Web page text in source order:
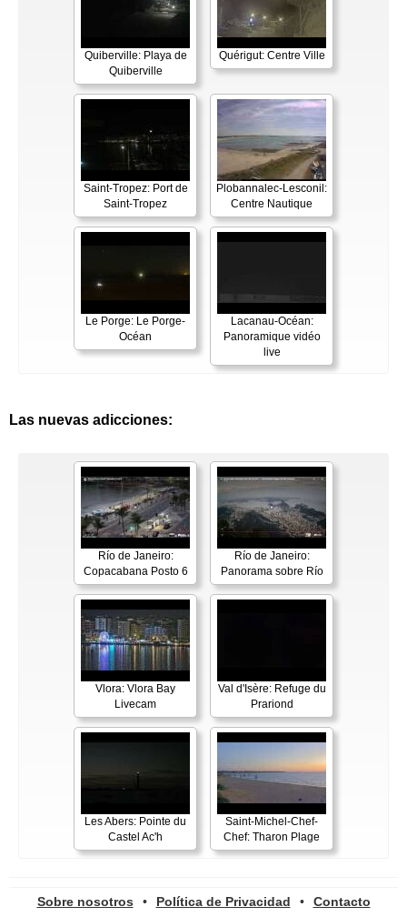
Quiberville: Playa de
Quiberville
Quérigut: Centre Ville
Saint-Tropez: Port de
Saint-Tropez
Plobannalec-Lesconil:
Centre Nautique
Le Porge: Le Porge-
Océan
Lacanau-Océan:
Panoramique vidéo
live
Las nuevas adicciones:
Río de Janeiro:
Copacabana Posto 6
Río de Janeiro:
Panorama sobre Río
Vlora: Vlora Bay
Livecam
Val d'Isère: Refuge du
Prariond
Les Abers: Pointe du
Castel Ac'h
Saint-Michel-Chef-
Chef: Tharon Plage
Sobre nosotros • Política de Privacidad • Contacto